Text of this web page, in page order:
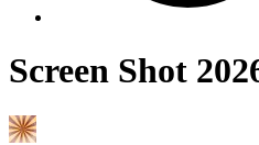
Screen Shot